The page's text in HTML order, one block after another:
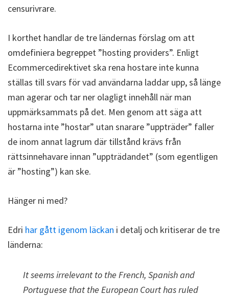
censurivrare.
I korthet handlar de tre ländernas förslag om att
omdefiniera begreppet ”hosting providers”. Enligt
Ecommercedirektivet ska rena hostare inte kunna
ställas till svars för vad användarna laddar upp, så länge
man agerar och tar ner olagligt innehåll när man
uppmärksammats på det. Men genom att säga att
hostarna inte ”hostar” utan snarare ”uppträder” faller
de inom annat lagrum där tillstånd krävs från
rättsinnehavare innan ”uppträdandet” (som egentligen
är ”hosting”) kan ske.
Hänger ni med?
Edri har gått igenom läckan i detalj och kritiserar de tre
länderna:
It seems irrelevant to the French, Spanish and
Portuguese that the European Court has ruled